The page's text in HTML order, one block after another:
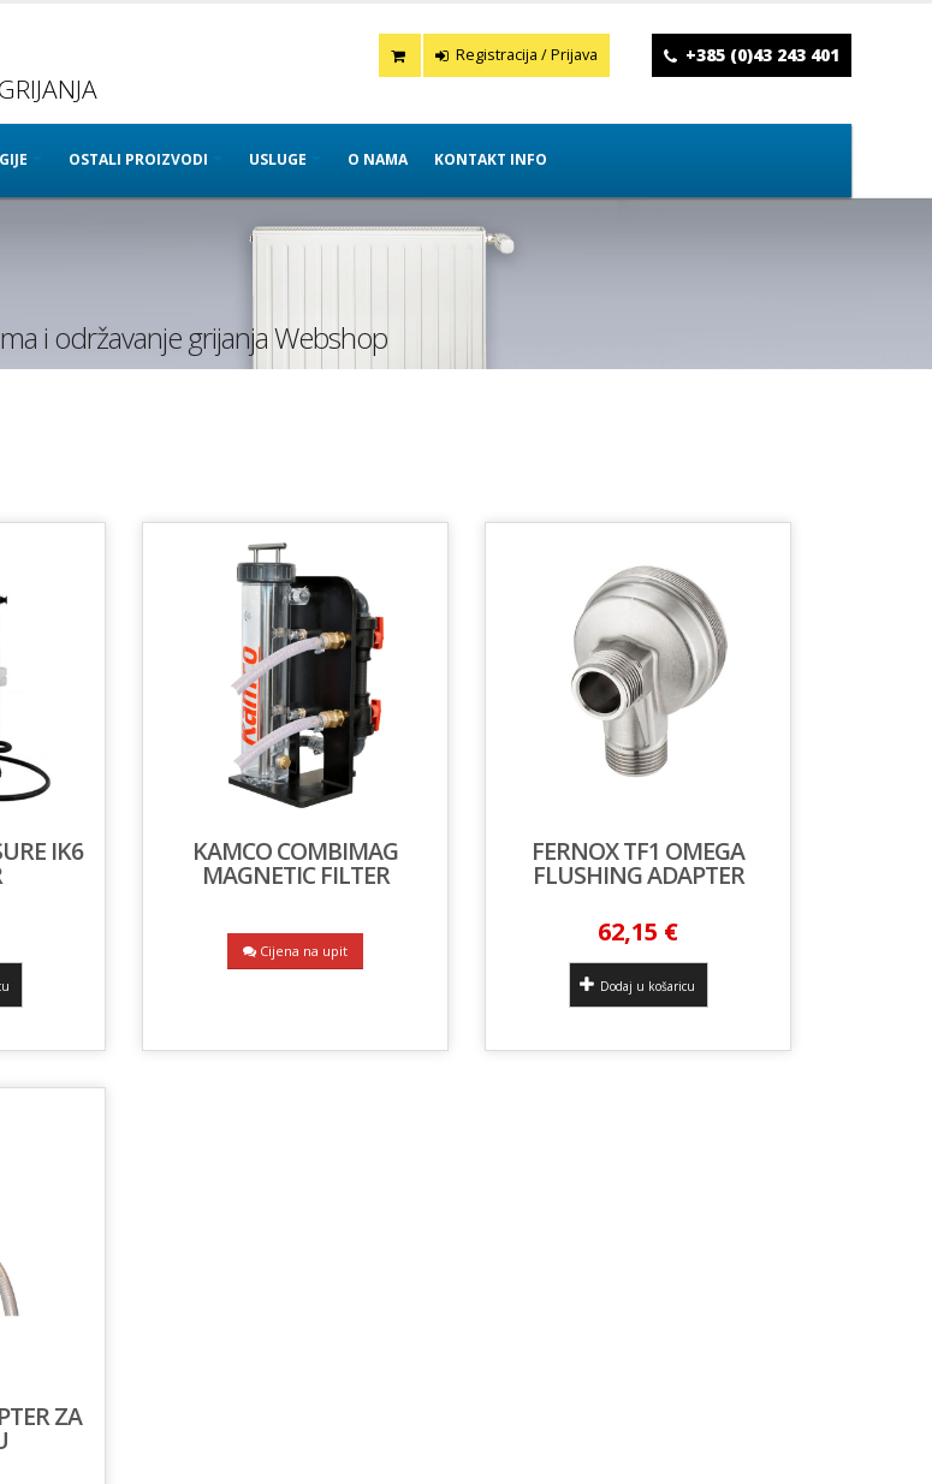
+385 (0)43 243 401
Registracija / Prijava
OSTALI PROIZVODI USLUGE O NAMA KONTAKT INFO
i održavanje grijanja Webshop
IK6 KAMCO COMBIMAG
MAGNETIC FILTER
Cijena na upit
FERNOX TF1 OMEGA
FLUSHING ADAPTER
62,15 €
Dodaj u košaricu
ZA